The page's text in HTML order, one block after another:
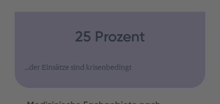
25 Prozent
...der Einsätze sind krisenbedingt